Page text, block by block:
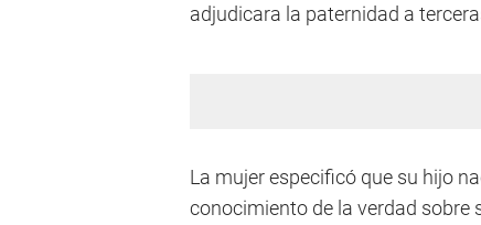
adjudicara la paternidad a
La mujer especificó que su hijo
conocimiento de la verdad sobre